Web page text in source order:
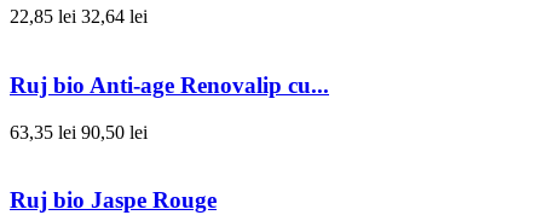
22,85 lei 32,64 lei
Ruj bio Anti-age Renovalip cu...
63,35 lei 90,50 lei
Ruj bio Jaspe Rouge